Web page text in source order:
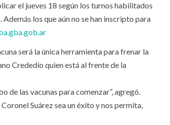
el jueves 18 según los turnos habilitados
los que aún no se han inscripto para
será la única herramienta para frenar la
Crededío quien está al frente de la
de las vacunas para comenzar”, agregó.
Suárez sea un éxito y nos permita,